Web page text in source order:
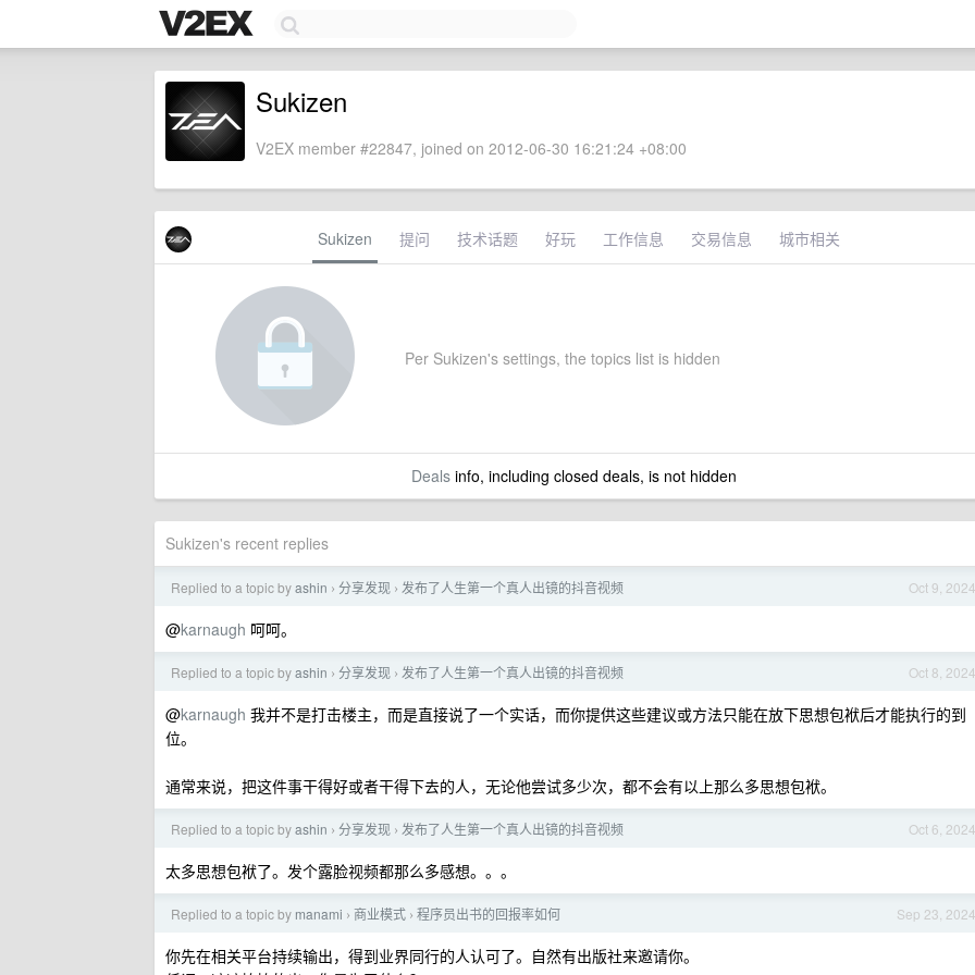
Sukizen
V2EX member #22847, joined on 2012-06-30 16:21:24 +08:00
Sukizen 提问 技术话题 好玩 工作信息 交易信息 城市相关
Per Sukizen's settings, the topics list is hidden
Dealsinfo, including closed deals, is not hidden
Sukizen's recent replies
Oct 9, 2024
Replied to a topic byashin › 分享发现 › 发布了人生第一个真人出镜的抖音视频
@karnaugh 呵呵。
Oct 8, 2024
Replied to a topic byashin › 分享发现 › 发布了人生第一个真人出镜的抖音视频
@karnaugh 我并不是打击楼主，而是直接说了一个实话，而你提供这些建议或方法只能在放下思想包袱后才能执行的到
位。
通常来说，把这件事干得好或者干得下去的人，无论他尝试多少次，都不会有以上那么多思想包袱。
Oct 6, 2024
Replied to a topic byashin › 分享发现 › 发布了人生第一个真人出镜的抖音视频
太多思想包袱了。发个露脸视频都那么多感想。。。
Sep 23, 2024
Replied to a topic by manami › 商业模式 › 程序员出书的回报率如何
你先在相关平台持续输出，得到业界同行的人认可了。自然有出版社来邀请你。